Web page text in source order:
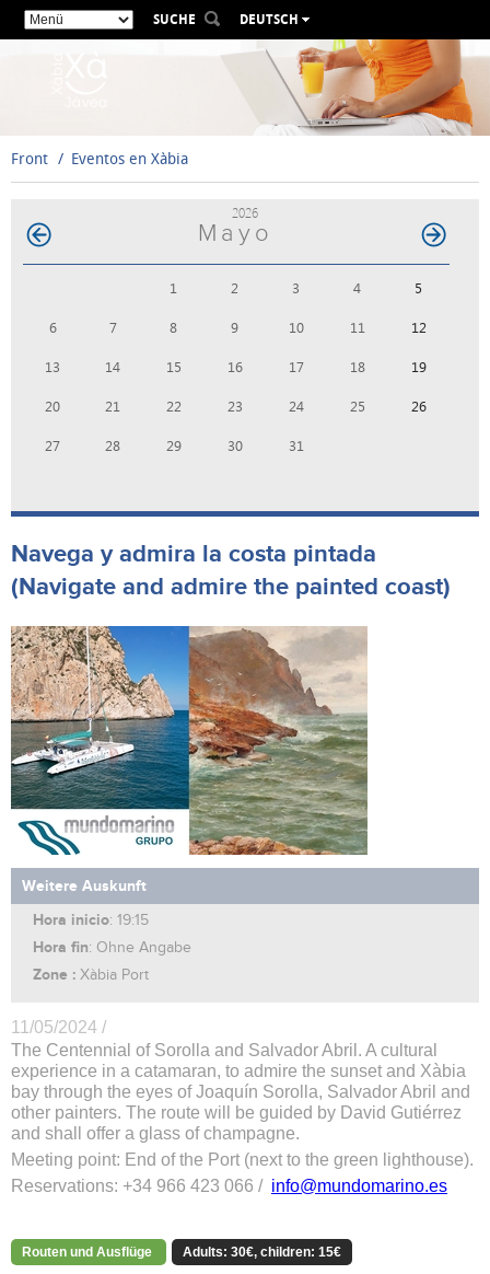
SUCHE
DEUTSCH
ESPAÑOL
VALENCIÀ
Front Eventos en Xàbia
2026
Mayo
1 2 3 4 5
6 7 8 9 10 11 12
13 14 15 16 17 18 19
20 21 22 23 24 25 26
27 28 29 30 31
Navega y admira la costa pintada
(Navigate and admire the painted coast)
Weitere Auskunft
Hora inicio: 19:15
Hora fin: Ohne Angabe
Zone : Xàbia Port
11/05/2024 /
The Centennial of Sorolla and Salvador Abril. A cultural
experience in a catamaran, to admire the sunset and Xàbia
bay through the eyes of Joaquín Sorolla, Salvador Abril and
other painters. The route will be guided by David Gutiérrez
and shall offer a glass of champagne.
Meeting point: End of the Port (next to the green lighthouse).
Reservations: +34 966 423 066 / info@mundomarino.es
Routen und Ausflüge Adults: 30€, children: 15€